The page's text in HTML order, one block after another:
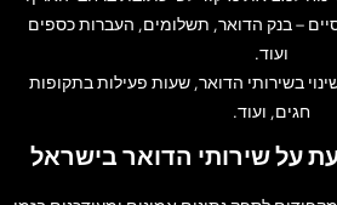
– בנק הדואר, תשלומים, העברות כספים
ועוד.
בשירותי הדואר, שעות פעילות בתקופות
חגים, ועוד.
על שירותי הדואר בישראל